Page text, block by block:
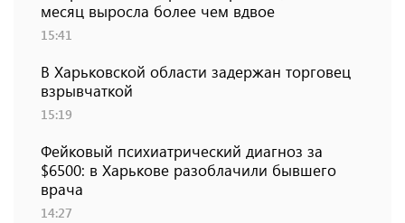
месяц выросла более чем вдвое
15:41
В Харьковской области задержан торговец
взрывчаткой
15:19
Фейковый психиатрический диагноз за
$6500: в Харькове разоблачили бывшего
врача
14:27